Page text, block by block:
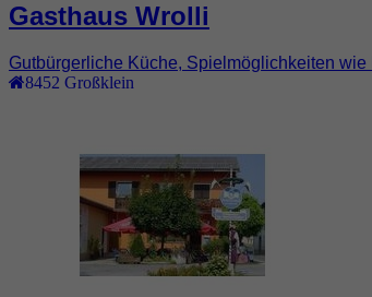
Gasthaus Wrolli
Gutbürgerliche Küche, Spielmöglichkeiten
8452 Großklein